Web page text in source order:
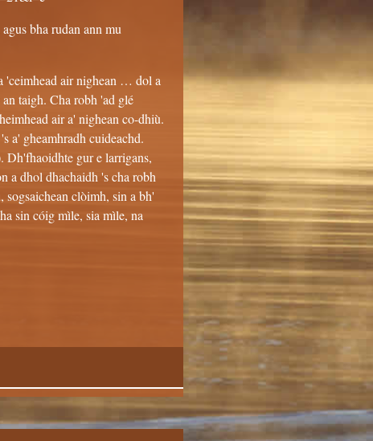
bha rudan ann mu
'ceimhead air nighean … dol a
taigh. Cha robh 'ad glé
air a' nighean co-dhiù.
a' gheamhradh cuideachd.
Dh'fhaoidhte gur e larrigans,
a dhol dhachaidh 's cha robh
clòimh, sin a bh'
sin cóig mìle, sia mìle, na